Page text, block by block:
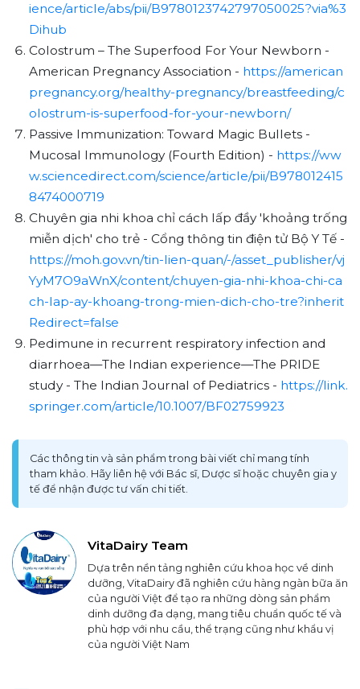
ience/article/abs/pii/B9780123742797050025?via%3
Dihub
Colostrum – The Superfood For Your Newborn -
American Pregnancy Association - https://american
pregnancy.org/healthy-pregnancy/breastfeeding/c
olostrum-is-superfood-for-your-newborn/
Passive Immunization: Toward Magic Bullets -
Mucosal Immunology (Fourth Edition) - https://ww
w.sciencedirect.com/science/article/pii/B978012415
8474000719
Chuyên gia nhi khoa chỉ cách lấp đầy 'khoảng trống
miễn dịch' cho trẻ - Cổng thông tin điện tử Bộ Y Tế -
https://moh.gov.vn/tin-lien-quan/-/asset_publisher/vj
YyM7O9aWnX/content/chuyen-gia-nhi-khoa-chi-ca
ch-lap-ay-khoang-trong-mien-dich-cho-tre?inherit
Redirect=false
Pedimune in recurrent respiratory infection and
diarrhoea—The Indian experience—The PRIDE
study - The Indian Journal of Pediatrics - https://link.
springer.com/article/10.1007/BF02759923
Các thông tin và sản phẩm trong bài viết chỉ mang tính
tham khảo. Hãy liên hệ với Bác sĩ, Dược sĩ hoặc chuyên gia y
tế để nhận được tư vấn chi tiết.
VitaDairy Team
Dựa trên nền tảng nghiên cứu khoa học về dinh
dưỡng, VitaDairy đã nghiên cứu hàng ngàn bữa ăn
của người Việt để tạo ra những dòng sản phẩm
dinh dưỡng đa dạng, mang tiêu chuẩn quốc tế và
phù hợp với nhu cầu, thể trạng cũng như khẩu vị
của người Việt Nam